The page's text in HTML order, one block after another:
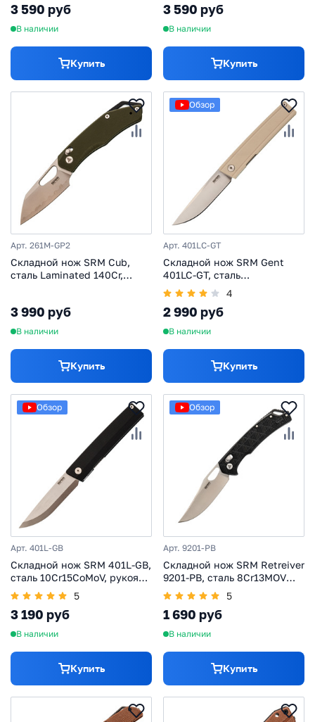
3 590 руб
В наличии
Купить
3 590 руб
В наличии
Купить
Арт. 261M-GP2
Складной нож SRM Cub,
сталь Laminated 140Cr,
3 990 руб
В наличии
Купить
Обзор
Арт. 401LC-GT
Складной нож SRM Gent
401LC-GT, сталь
10Cr15CoMov, рукоять Ivory
G10
4
2 990 руб
В наличии
Купить
Обзор
Арт. 401L-GB
Складной нож SRM 401L-GB,
сталь 10Cr15CoMoV, рукоять
G10
5
3 190 руб
В наличии
Купить
Обзор
Арт. 9201-PB
Складной нож SRM Retreiver
9201-PB, сталь 8Cr13MOV
Satin, рукоять Black FRN
5
1 690 руб
В наличии
Купить